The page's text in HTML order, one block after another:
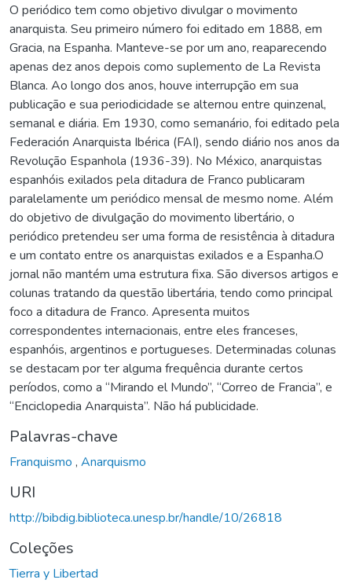
O periódico tem como objetivo divulgar o movimento
anarquista. Seu primeiro número foi editado em 1888, em
Gracia, na Espanha. Manteve-se por um ano, reaparecendo
apenas dez anos depois como suplemento de La Revista
Blanca. Ao longo dos anos, houve interrupção em sua
publicação e sua periodicidade se alternou entre quinzenal,
semanal e diária. Em 1930, como semanário, foi editado pela
Federación Anarquista Ibérica (FAI), sendo diário nos anos da
Revolução Espanhola (1936-39). No México, anarquistas
espanhóis exilados pela ditadura de Franco publicaram
paralelamente um periódico mensal de mesmo nome. Além
do objetivo de divulgação do movimento libertário, o
periódico pretendeu ser uma forma de resistência à ditadura
e um contato entre os anarquistas exilados e a Espanha.O
jornal não mantém uma estrutura fixa. São diversos artigos e
colunas tratando da questão libertária, tendo como principal
foco a ditadura de Franco. Apresenta muitos
correspondentes internacionais, entre eles franceses,
espanhóis, argentinos e portugueses. Determinadas colunas
se destacam por ter alguma frequência durante certos
períodos, como a “Mirando el Mundo”, “Correo de Francia”, e
“Enciclopedia Anarquista”. Não há publicidade.
Palavras-chave
Franquismo , Anarquismo
URI
http://bibdig.biblioteca.unesp.br/handle/10/26818
Coleções
Tierra y Libertad